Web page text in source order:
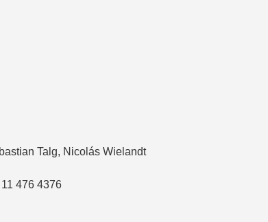
Talg, Nicolás Wielandt
476 4376